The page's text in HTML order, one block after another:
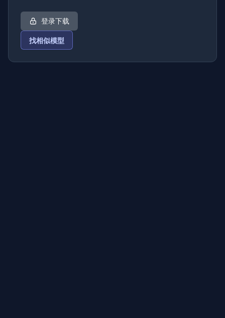
登录下载
找相似模型